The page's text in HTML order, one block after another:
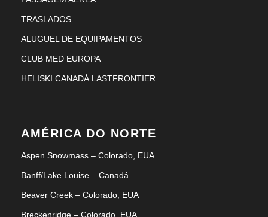
TRASLADOS
ALUGUEL DE EQUIPAMENTOS
CLUB MED EUROPA
HELISKI CANADÁ LASTFRONTIER
AMÉRICA DO NORTE
Aspen Snowmass – Colorado, EUA
Banff/Lake Louise – Canadá
Beaver Creek – Colorado, EUA
Breckenridge – Colorado, EUA